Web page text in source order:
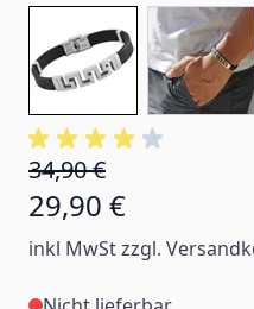
34,90 €
29,90 €
inkl MwSt zzgl.